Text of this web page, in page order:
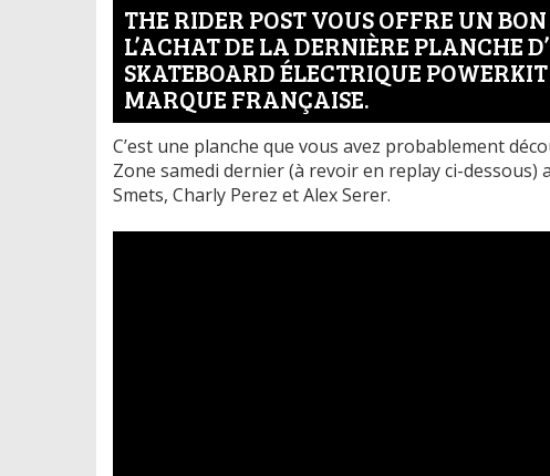
THE RIDER POST VOUS OFFRE UN
L’ACHAT DE LA DERNIÈRE PLANCHE
SKATEBOARD ÉLECTRIQUE
MARQUE FRANÇAISE.
C’est une planche que vous avez probablement
Zone samedi dernier (à revoir en replay ci-dessous)
Smets, Charly Perez et Alex Serer.